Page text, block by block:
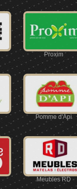
Proxim
Pomme d'Api
Meubles RD